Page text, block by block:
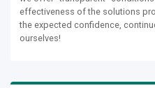
effectiveness of the solutions
the expected confidence,
ourselves!